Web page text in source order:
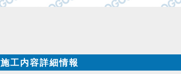
施工内容詳細情報